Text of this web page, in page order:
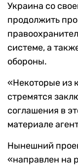
Украина со
продолжить
системе, а
обороны.
«Некоторые из
стремятся
соглашения в
материале
Нынешний
«направлен на